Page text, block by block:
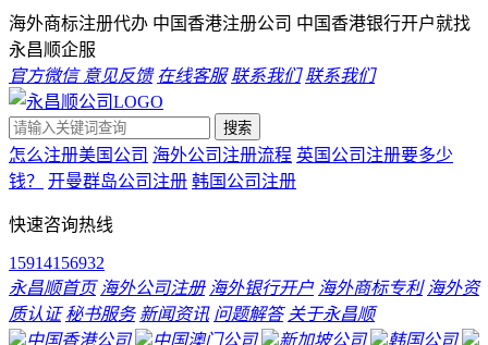
海外商标注册代办 中国香港注册公司 中国香港银行开户就找
永昌顺企服
官方微信 意见反馈 在线客服 联系我们 联系我们
搜索
怎么注册美国公司 海外公司注册流程 英国公司注册要多少
钱？
开曼群岛公司注册 韩国公司注册
快速咨询热线
15914156932
永昌顺首页 海外公司注册 海外银行开户 海外商标专利 海外资
质认证 秘书服务 新闻资讯 问题解答 关于永昌顺
中国香港公司
中国澳门公司 新加坡公司
韩国公司